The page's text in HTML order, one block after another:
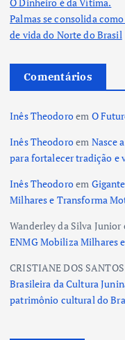
Palmas se consolida
de vida do Norte do Brasil
Comentários
Inês Theodoroem O
Inês Theodoroem Nasce
para fortalecer tradição
Inês Theodoroem
Milhares e Transforma
Wanderley da Silva Junior
ENMG Mobiliza Milhares
CRISTIANE DOS
Brasileira da Cultura
patrimônio cultural do